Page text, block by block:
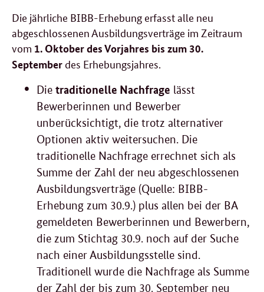
Die jährliche BIBB-Erhebung erfasst alle neu
abgeschlossenen Ausbildungsverträge im Zeitraum
vom 1. Oktober des Vorjahres bis zum 30.
September des Erhebungsjahres.
Die traditionelle Nachfrage lässt
Bewerberinnen und Bewerber
unberücksichtigt, die trotz alternativer
Optionen aktiv weitersuchen. Die
traditionelle Nachfrage errechnet sich als
Summe der Zahl der neu abgeschlossenen
Ausbildungsverträge (Quelle: BIBB-
Erhebung zum 30.9.) plus allen bei der BA
gemeldeten Bewerberinnen und Bewerbern,
die zum Stichtag 30.9. noch auf der Suche
nach einer Ausbildungsstelle sind.
Traditionell wurde die Nachfrage als Summe
der Zahl der bis zum 30. September neu